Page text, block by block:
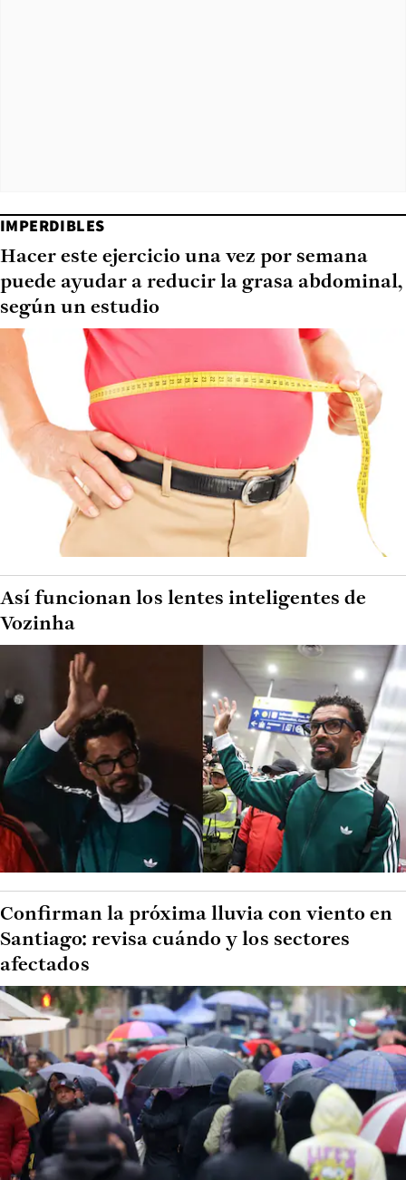
IMPERDIBLES
Hacer este ejercicio una vez por semana
puede ayudar a reducir la grasa abdominal,
según un estudio
Así funcionan los lentes inteligentes de
Vozinha
Confirman la próxima lluvia con viento en
Santiago: revisa cuándo y los sectores
afectados